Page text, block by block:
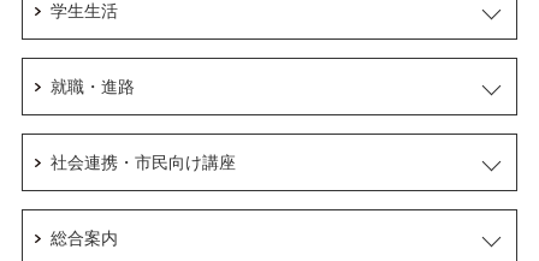
学生生活
就職・進路
社会連携・市民向け講座
総合案内